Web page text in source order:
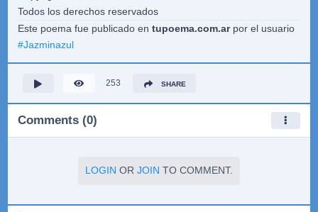
Todos los derechos reservados
Este poema fue publicado en tupoema.com.arpor el usuario
#Jazminazul
253 SHARE
Comments (0)
LOGIN OR JOIN TO COMMENT.